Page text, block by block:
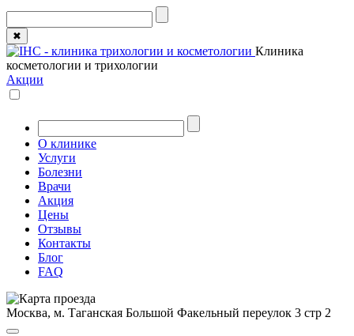
✖
Клиника
косметологии и трихологии
Акции
О клинике
Услуги
Болезни
Врачи
Акция
Цены
Отзывы
Контакты
Блог
FAQ
Москва, м. Таганская Большой Факельный переулок 3 стр 2